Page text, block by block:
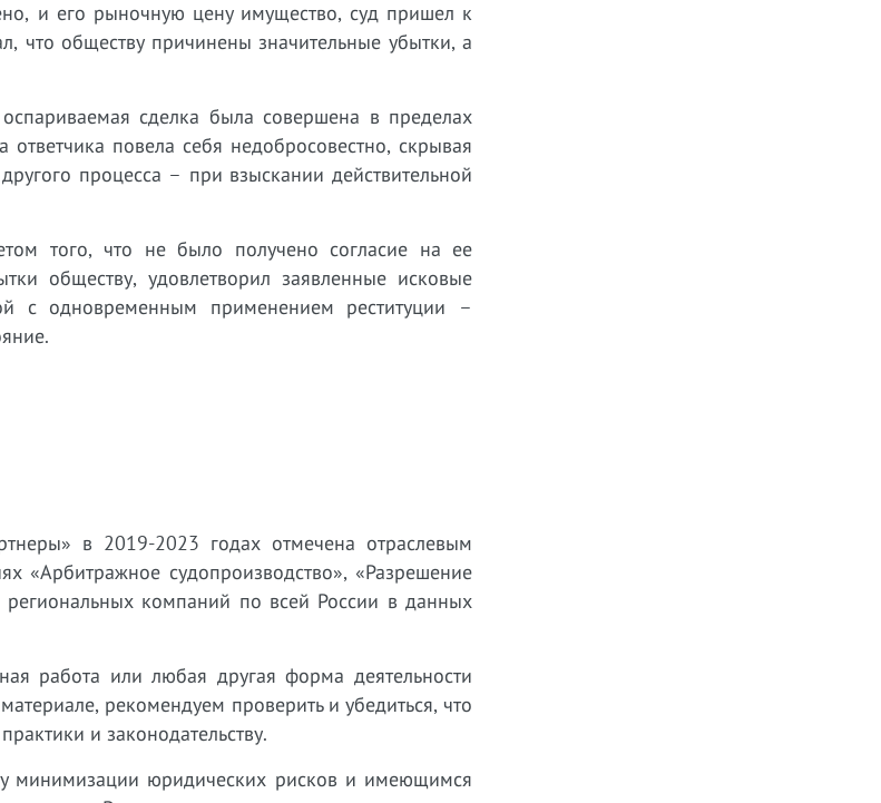
и его рыночную цену имущество, суд пришел к
что обществу причинены значительные убытки, а
сделка была совершена в пределах
повела себя недобросовестно, скрывая
процесса – при взыскании действительной
того, что не было получено согласие на ее
обществу, удовлетворил заявленные исковые
с одновременным применением реституции –
в 2019-2023 годах отмечена отраслевым
«Арбитражное судопроизводство», «Разрешение
компаний по всей России в данных
работа или любая другая форма деятельности
рекомендуем проверить и убедиться, что
и законодательству.
юридических рисков и имеющимся